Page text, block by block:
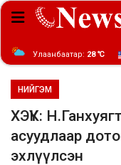
Улаанбаатар: 28 ℃
НИЙГЭМ
ХЭҮК:
асуудлаар
эхлүүлсэн